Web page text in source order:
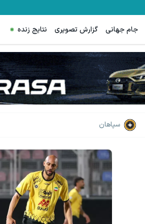
جام جهانی گزارش تصویری نتایج زنده
سپاهان